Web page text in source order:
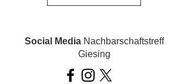
Social MediaNachbarschaftstreff
Giesing